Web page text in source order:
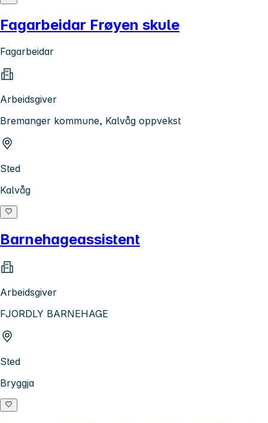
Fagarbeidar Frøyen skule
Fagarbeidar
Arbeidsgiver
Bremanger kommune, Kalvåg oppvekst
Sted
Kalvåg
Barnehageassistent
Arbeidsgiver
FJORDLY BARNEHAGE
Sted
Bryggja